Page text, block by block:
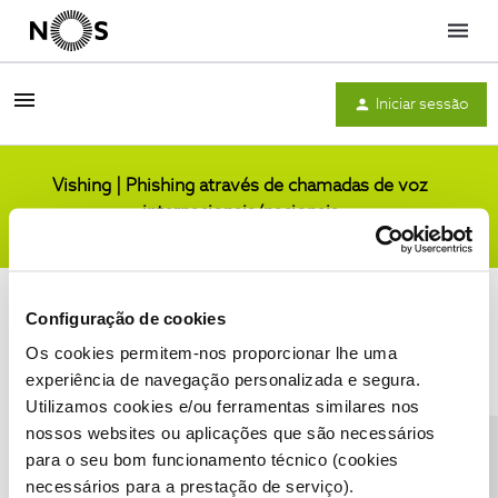
Configuração de cookies
Os cookies permitem-nos proporcionar lhe uma
experiência de navegação personalizada e segura.
Utilizamos cookies e/ou ferramentas similares nos
nossos websites ou aplicações que são necessários
para o seu bom funcionamento técnico (cookies
necessários para a prestação de serviço).
Menu
Iniciar sessão
Vishing | Phishing através de chamadas de voz
internacionais/nacionais
Condições do Fórum NOS Accessibility statement